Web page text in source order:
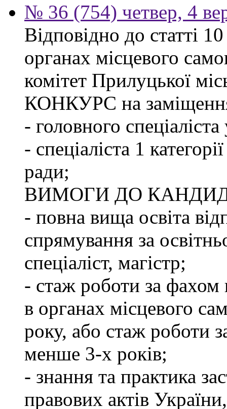
№ 36 (754) четвер, 4
Відповідно до статті
органах місцевого
комітет Прилуцької
КОНКУРС на
- головного
- спеціаліста 1
ради;
ВИМОГИ ДО
- повна вища освіта
спрямування за
спеціаліст, магістр;
- стаж роботи за фахом
в органах місцевого
року, або стаж роботи
менше 3-х років;
- знання та практика
правових актів